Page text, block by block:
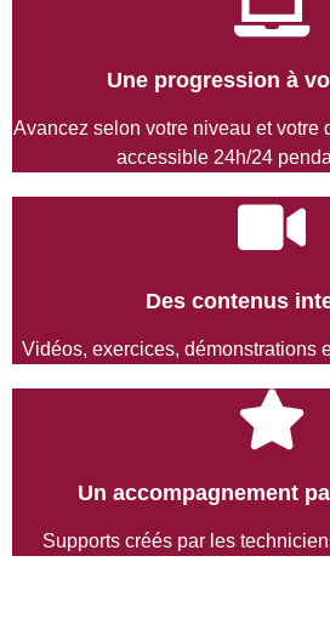
Une progression à
Avancez selon votre niveau et votre
accessible 24h/24
Des contenus
Vidéos, exercices, démonstrations
Un accompagnement
Supports créés par les